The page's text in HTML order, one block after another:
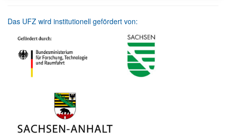
Das UFZ wird institutionell gefördert von: